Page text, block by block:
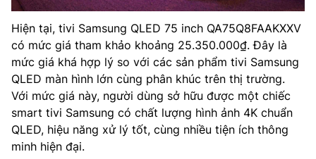
Hiện tại, tivi Samsung QLED 75 inch QA75Q8FAAKXXV
có mức giá tham khảo khoảng 25.350.000₫. Đây là
mức giá khá hợp lý so với các sản phẩm tivi Samsung
QLED màn hình lớn cùng phân khúc trên thị trường.
Với mức giá này, người dùng sở hữu được một chiếc
smart tivi Samsung có chất lượng hình ảnh 4K chuẩn
QLED, hiệu năng xử lý tốt, cùng nhiều tiện ích thông
minh hiện đại.